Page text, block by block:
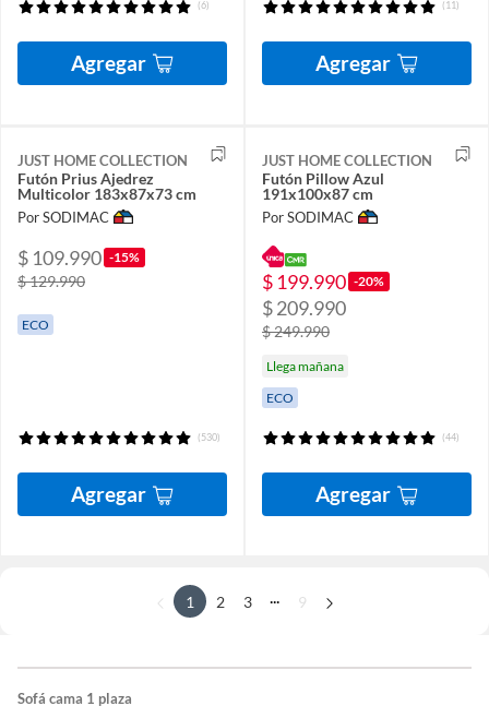
(6)
Agregar
(11)
Agregar
JUST HOME COLLECTION
Futón Prius Ajedrez
Multicolor 183x87x73 cm
Por SODIMAC
$ 109.990 -15%
$ 129.990
ECO
(530)
Agregar
JUST HOME COLLECTION
Futón Pillow Azul
191x100x87 cm
Por SODIMAC
$ 199.990 -20%
$ 209.990
$ 249.990
Llega mañana
ECO
(44)
Agregar
1 2 3 9
Sofá cama 1 plaza